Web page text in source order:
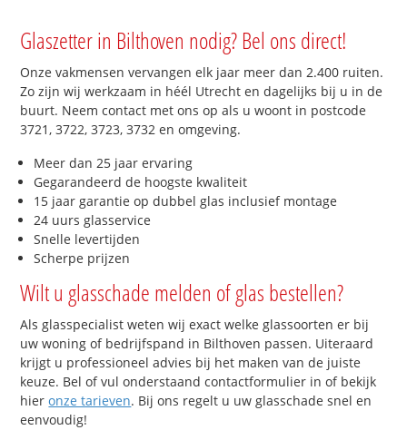
Glaszetter in Bilthoven nodig? Bel ons direct!
Onze vakmensen vervangen elk jaar meer dan 2.400 ruiten.
Zo zijn wij werkzaam in héél Utrecht en dagelijks bij u in de
buurt. Neem contact met ons op als u woont in postcode
3721, 3722, 3723, 3732 en omgeving.
Meer dan 25 jaar ervaring
Gegarandeerd de hoogste kwaliteit
15 jaar garantie op dubbel glas inclusief montage
24 uurs glasservice
Snelle levertijden
Scherpe prijzen
Wilt u glasschade melden of glas bestellen?
Als glasspecialist weten wij exact welke glassoorten er bij
uw woning of bedrijfspand in Bilthoven passen. Uiteraard
krijgt u professioneel advies bij het maken van de juiste
keuze. Bel of vul onderstaand contactformulier in of bekijk
hieronze tarieven. Bij ons regelt u uw glasschade snel en
eenvoudig!